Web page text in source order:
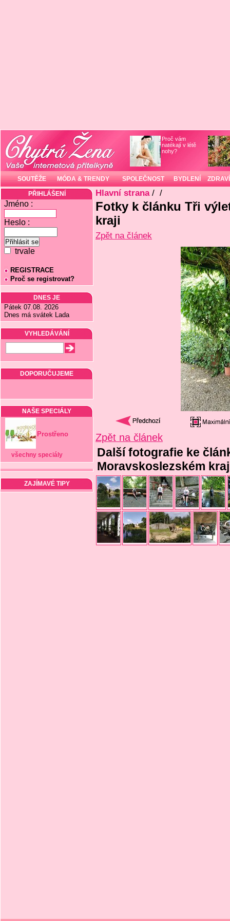
Proč vám
natékají v létě
nohy?
SOUTĚŽE MÓDA & TRENDY SPOLEČNOST BYDLENÍ ZDRAVÍ
PŘIHLÁŠENÍ
Jméno :
Heslo :
trvale
REGISTRACE
Proč se registrovat?
DNES JE
Pátek 07.08. 2026
Dnes má svátek Lada
VYHLEDÁVÁNÍ
DOPORUČUJEME
NAŠE SPECIÁLY
Prostřeno
všechny speciály
ZAJÍMAVÉ TIPY
Hlavní strana/ /
Fotky k článku Tři
kraji
Zpět na článek
Zpět na článek
Další fotografie ke
Moravskoslezském